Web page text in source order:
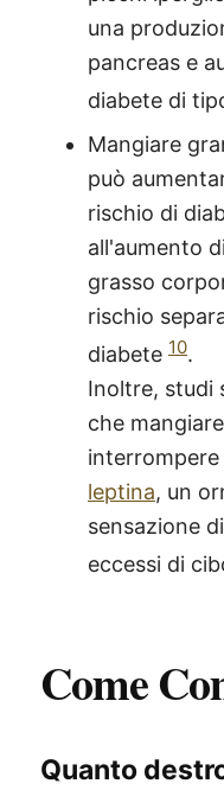
una
pancreas e
diabete di
Mangiare
può
rischio di
all'aumento
grasso
rischio
diabete 10.
Inoltre, studi
che
interrompere
leptina, un
sensazione
eccessi di
Come
Quanto